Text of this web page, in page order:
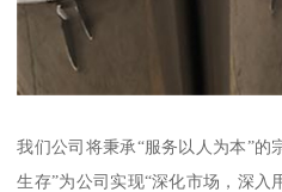
我们公司将秉承“服务以人为本”的
生存”为公司实现“深化市场，深入